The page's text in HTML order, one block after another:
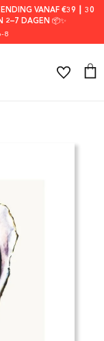
VANAF €39 ┃ 30
2–7 DAGEN 📦✨
8